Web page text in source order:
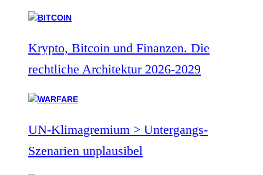
Krypto, Bitcoin und Finanzen. Die
rechtliche Architektur 2026-2029
UN-Klimagremium > Untergangs-
Szenarien unplausibel